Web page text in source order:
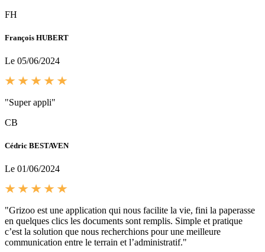
FH
François HUBERT
Le 05/06/2024
"Super appli"
CB
Cédric BESTAVEN
Le 01/06/2024
"Grizoo est une application qui nous facilite la vie, fini la paperasse
en quelques clics les documents sont remplis. Simple et pratique
c’est la solution que nous recherchions pour une meilleure
communication entre le terrain et l’administratif."